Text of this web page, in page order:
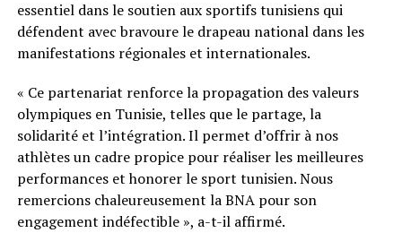
essentiel dans le soutien aux sportifs tunisiens qui
défendent avec bravoure le drapeau national dans les
manifestations régionales et internationales.
« Ce partenariat renforce la propagation des valeurs
olympiques en Tunisie, telles que le partage, la
solidarité et l’intégration. Il permet d’offrir à nos
athlètes un cadre propice pour réaliser les meilleures
performances et honorer le sport tunisien. Nous
remercions chaleureusement la BNA pour son
engagement indéfectible », a-t-il affirmé.